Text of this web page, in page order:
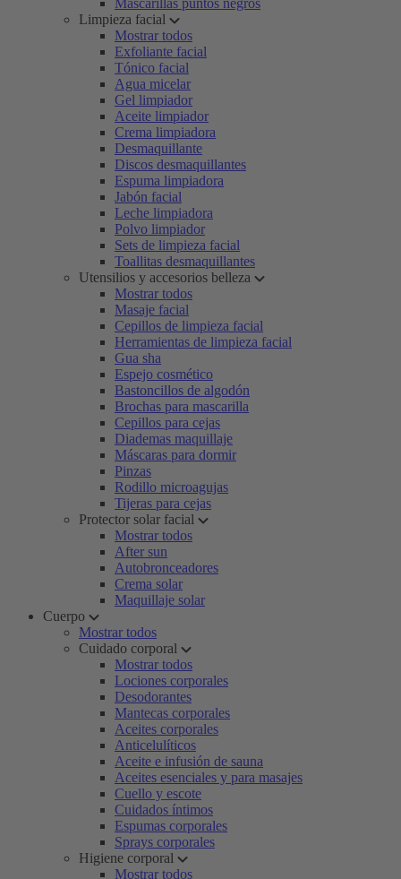
Mascarillas puntos negros
Limpieza facial
Mostrar todos
Exfoliante facial
Tónico facial
Agua micelar
Gel limpiador
Aceite limpiador
Crema limpiadora
Desmaquillante
Discos desmaquillantes
Espuma limpiadora
Jabón facial
Leche limpiadora
Polvo limpiador
Sets de limpieza facial
Toallitas desmaquillantes
Utensilios y accesorios belleza
Mostrar todos
Masaje facial
Cepillos de limpieza facial
Herramientas de limpieza facial
Gua sha
Espejo cosmético
Bastoncillos de algodón
Brochas para mascarilla
Cepillos para cejas
Diademas maquillaje
Máscaras para dormir
Pinzas
Rodillo microagujas
Tijeras para cejas
Protector solar facial
Mostrar todos
After sun
Autobronceadores
Crema solar
Maquillaje solar
Cuerpo
Mostrar todos
Cuidado corporal
Mostrar todos
Lociones corporales
Desodorantes
Mantecas corporales
Aceites corporales
Anticelulíticos
Aceite e infusión de sauna
Aceites esenciales y para masajes
Cuello y escote
Cuidados íntimos
Espumas corporales
Sprays corporales
Higiene corporal
Mostrar todos